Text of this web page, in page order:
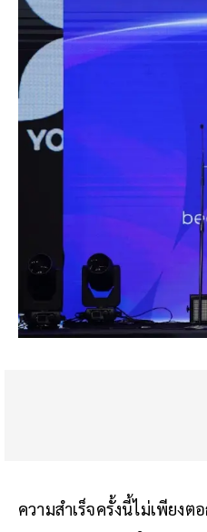
ความสำเร็จครั้งนี้ไม่เพียง